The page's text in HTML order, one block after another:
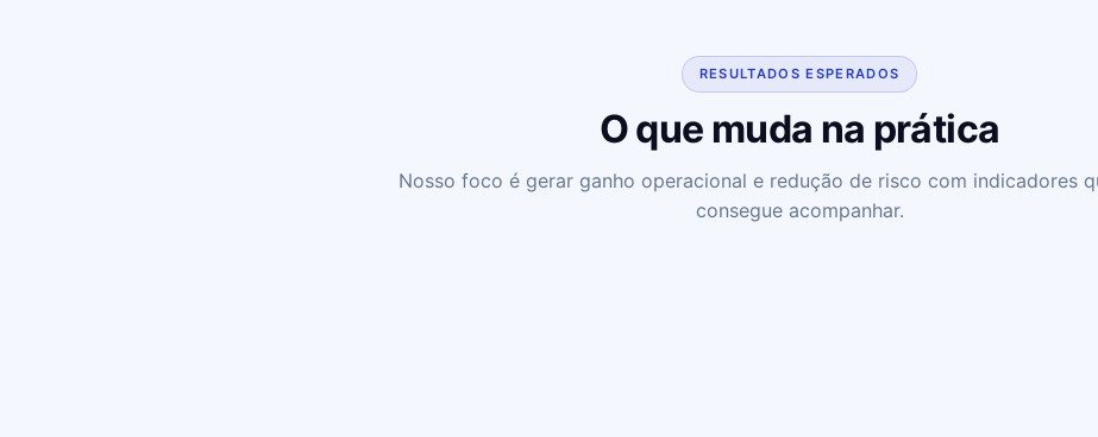
RESULTADOS ESPERADOS
O que muda na prática
Nosso foco é gerar ganho operacional e redução de risco com indicadores
consegue acompanhar.